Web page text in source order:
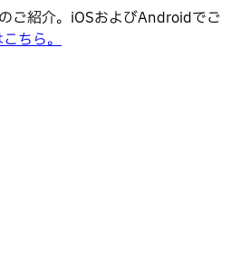
ご紹介。iOSおよびAndroidでご
ちら。